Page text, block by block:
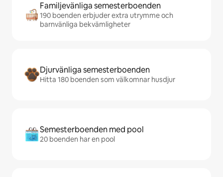
Familjevänliga semesterboenden
190 boenden erbjuder extra utrymme och
barnvänliga bekvämligheter
Djurvänliga semesterboenden
Hitta 180 boenden som välkomnar husdjur
Semesterboenden med pool
20 boenden har en pool